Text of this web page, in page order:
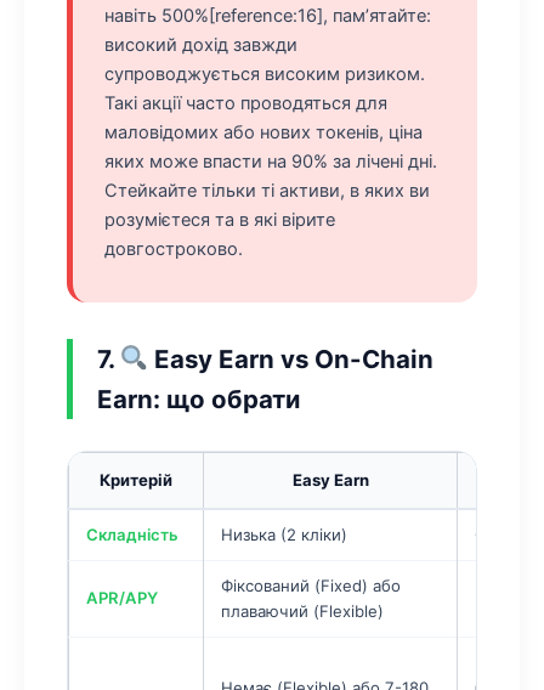
навіть 500%[reference:16], пам’ятайте:
високий дохід завжди
супроводжується високим ризиком.
Такі акції часто проводяться для
маловідомих або нових токенів, ціна
яких може впасти на 90% за лічені дні.
Стейкайте тільки ті активи, в яких ви
розумієтеся та в які вірите
довгостроково.
7.
Easy Earn vs On-Chain
Earn: що обрати
Критерій Easy Earn
Складність Низька (2 кліки) Середня
APR/APY
Фіксований (Fixed) або
плаваючий (Flexible)